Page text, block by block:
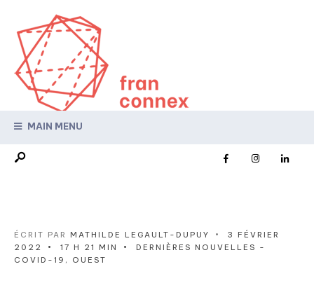
MAIN MENU
ÉCRIT PAR MATHILDE LEGAULT-DUPUY •
3 FÉVRIER
2022
• 17 H 21 MIN •
DERNIÈRES NOUVELLES -
COVID-19 , OUEST